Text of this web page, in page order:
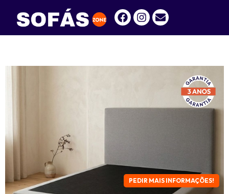
PEDIR MAIS INFORMAÇÕES!